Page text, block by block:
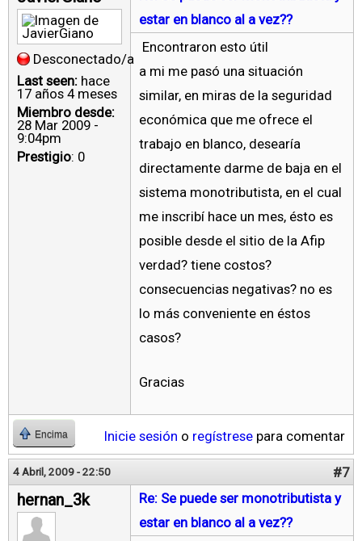
Desconectado/a
Last seen: hace
17 años 4 meses
Miembro desde:
28 Mar 2009 -
9:04pm
Prestigio: 0
estar en blanco al a vez??
Encontraron esto útil
a mi me pasó una situación
similar, en miras de la seguridad
económica que me ofrece el
trabajo en blanco, desearía
directamente darme de baja en el
sistema monotributista, en el cual
me inscribí hace un mes, ésto es
posible desde el sitio de la Afip
verdad? tiene costos?
consecuencias negativas? no es
lo más conveniente en éstos
casos?
Gracias
Encima Inicie sesión o regístrese para comentar
4 Abril, 2009 - 22:50 #7
hernan_3k
Re: Se puede ser monotributista y
estar en blanco al a vez??